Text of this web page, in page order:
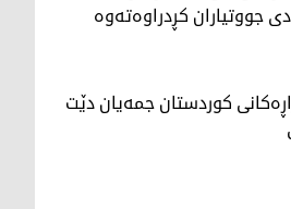
جووتیاران کڕدراوەتەوە
کوردستان جمەیان دێت